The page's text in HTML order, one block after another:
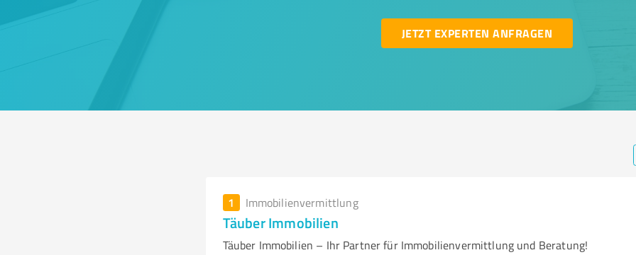
JETZT EXPERTEN ANFRAGEN
1 Immobilienvermittlung
Täuber Immobilien
Täuber Immobilien – Ihr Partner für Immobilienvermittlung und Beratung!